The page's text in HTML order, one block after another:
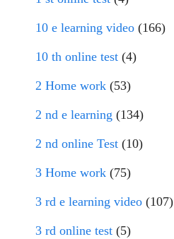
10 e learning video (166)
10 th online test (4)
2 Home work (53)
2 nd e learning (134)
2 nd online Test (10)
3 Home work (75)
3 rd e learning video (107)
3 rd online test (5)